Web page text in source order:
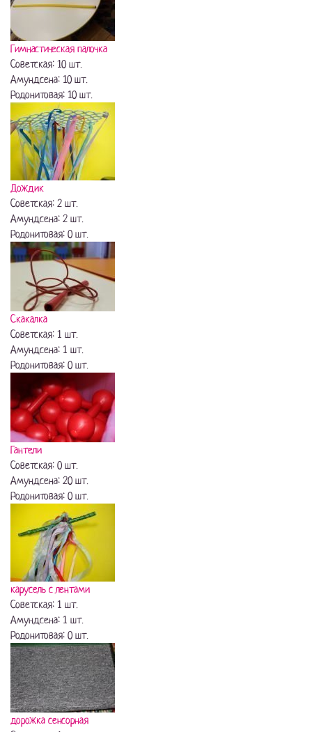
Гимнастическая палочка
Советская: 10 шт.
Амундсена: 10 шт.
Родонитовая: 10 шт.
Дождик
Советская: 2 шт.
Амундсена: 2 шт.
Родонитовая: 0 шт.
Скакалка
Советская: 1 шт.
Амундсена: 1 шт.
Родонитовая: 0 шт.
Гантели
Советская: 0 шт.
Амундсена: 20 шт.
Родонитовая: 0 шт.
карусель с лентами
Советская: 1 шт.
Амундсена: 1 шт.
Родонитовая: 0 шт.
дорожка сенсорная